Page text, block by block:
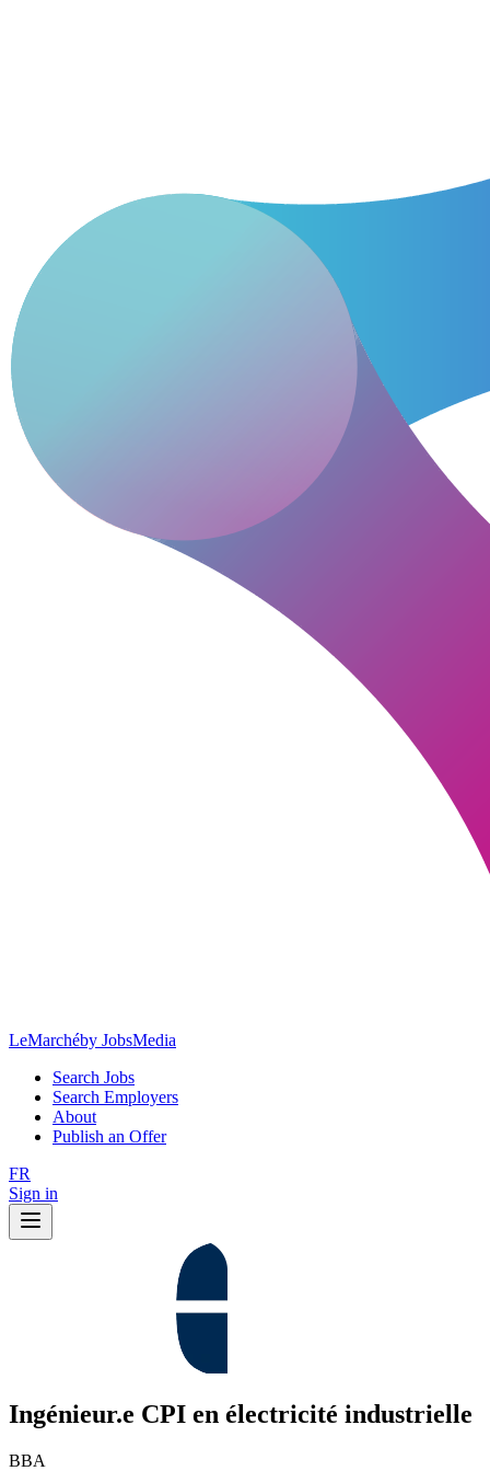
LeMarchéby JobsMedia
Search Jobs
Search Employers
About
Publish an Offer
FR
Sign in
Ingénieur.e CPI en électricité industrielle
BBA